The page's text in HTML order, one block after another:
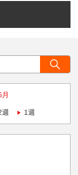
月
週 1週